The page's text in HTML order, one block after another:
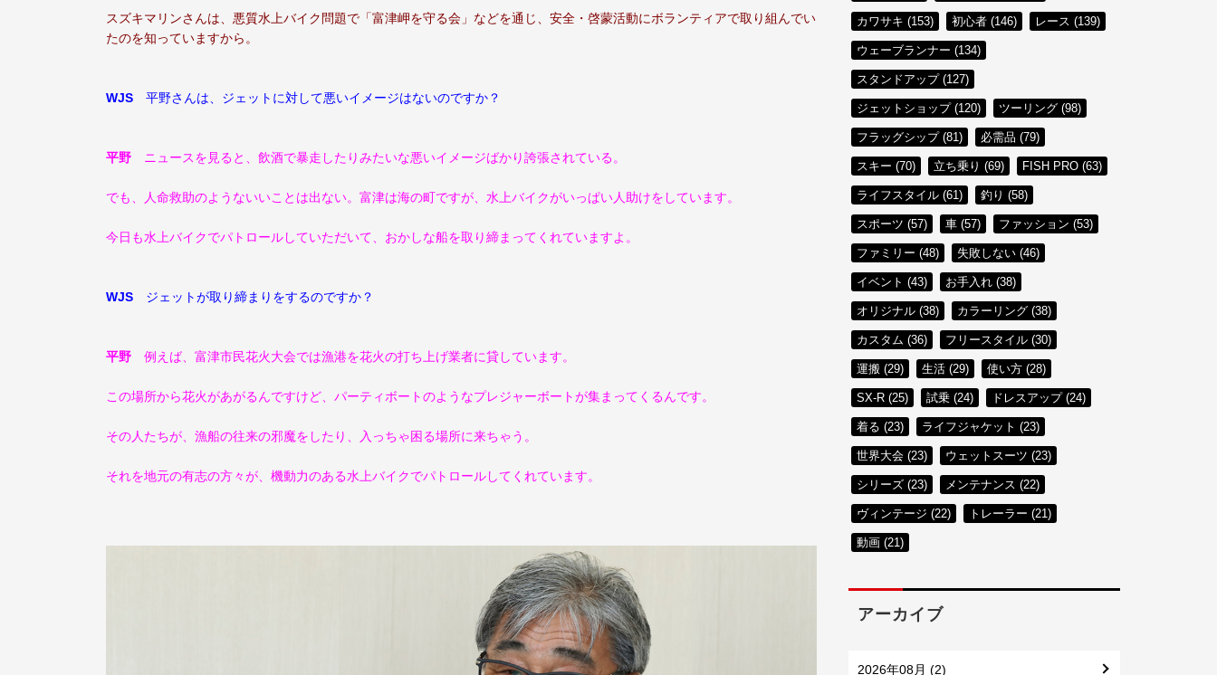
スズキマリンさんは、悪質水上バイク問題で「富津岬を守る会」などを通じ、安全・啓蒙活動にボランティアで取り組んでい
たのを知っていますから。
WJS 平野さんは、ジェットに対して悪いイメージはないのですか？
平野 ニュースを見ると、飲酒で暴走したりみたいな悪いイメージばかり誇張されている。
でも、人命救助のようないいことは出ない。富津は海の町ですが、水上バイクがいっぱい人助けをしています。
今日も水上バイクでパトロールしていただいて、おかしな船を取り締まってくれていますよ。
WJS ジェットが取り締まりをするのですか？
平野 例えば、富津市民花火大会では漁港を花火の打ち上げ業者に貸しています。
この場所から花火があがるんですけど、パーティボートのようなプレジャーボートが集まってくるんです。
その人たちが、漁船の往来の邪魔をしたり、入っちゃ困る場所に来ちゃう。
それを地元の有志の方々が、機動力のある水上バイクでパトロールしてくれています。
カワサキ (153) 初心者 (146) レース (139)
ウェーブランナー (134)
スタンドアップ (127)
ジェットショップ (120) ツーリング (98)
フラッグシップ (81) 必需品 (79)
スキー (70) 立ち乗り (69) FISH PRO (63)
ライフスタイル (61) 釣り (58)
スポーツ (57) 車 (57) ファッション (53)
ファミリー (48) 失敗しない (46)
イベント (43) お手入れ (38)
オリジナル (38) カラーリング (38)
カスタム (36) フリースタイル (30)
運搬 (29) 生活 (29) 使い方 (28)
SX-R (25) 試乗 (24) ドレスアップ (24)
着る (23) ライフジャケット (23)
世界大会 (23) ウェットスーツ (23)
シリーズ (23) メンテナンス (22)
ヴィンテージ (22) トレーラー (21)
動画 (21)
アーカイブ
2026年08月 (2)